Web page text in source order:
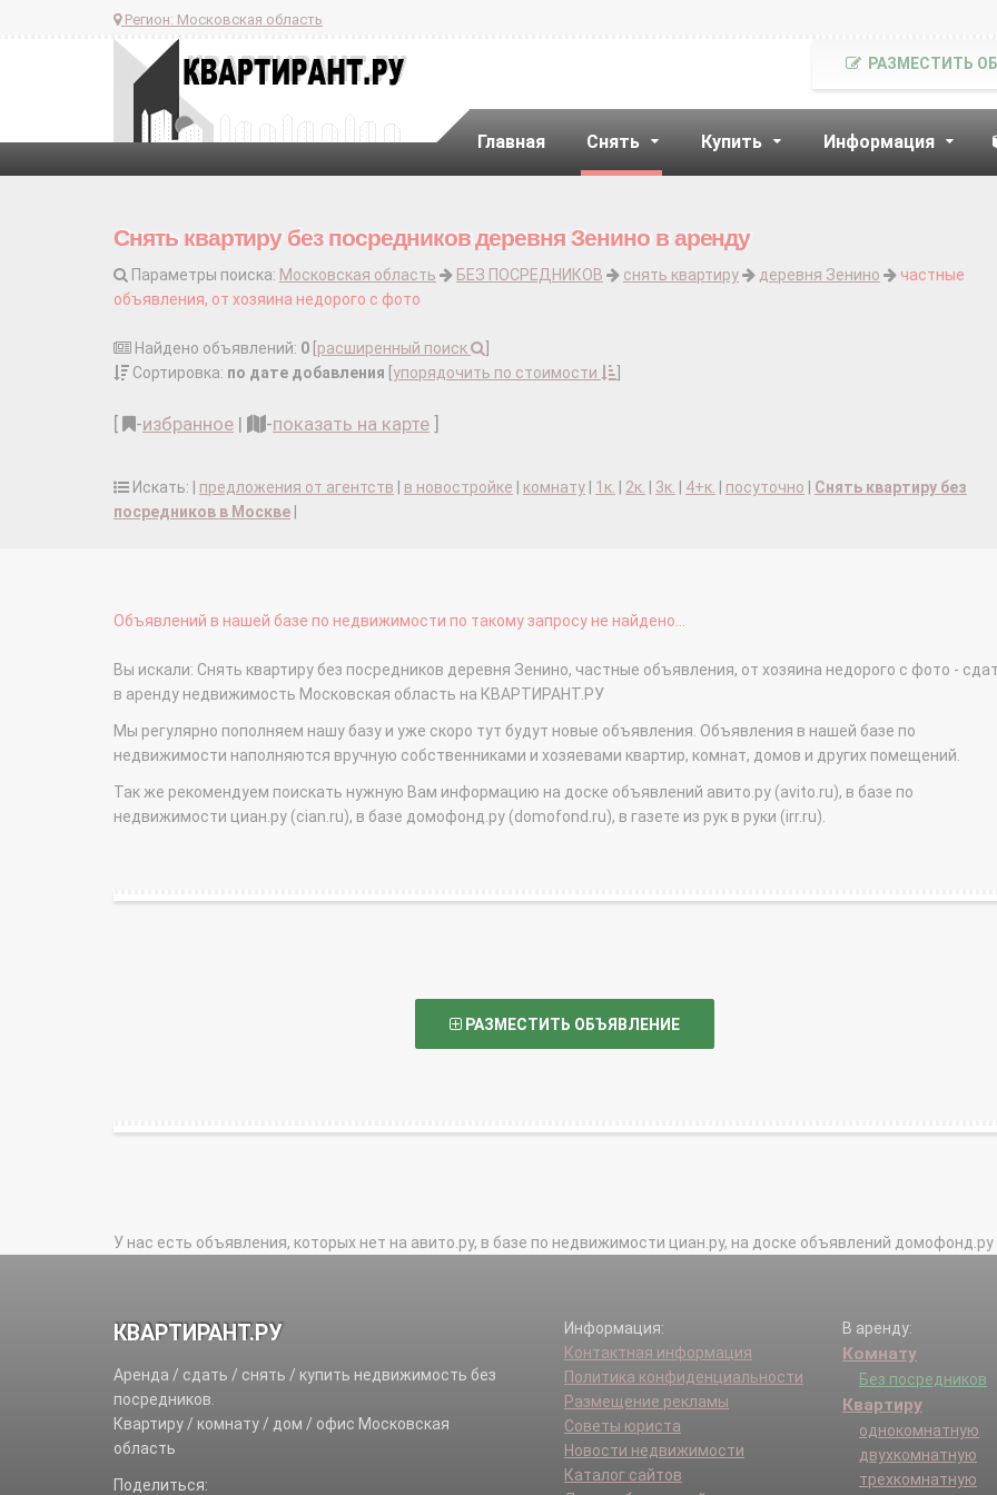
Регион: Московская область
Главная Снять Купить Информация
РАЗМЕСТИТЬ
Снять квартиру без посредников деревня Зенино в аренду
Параметры поиска: Московская область БЕЗ ПОСРЕДНИКОВ снять квартиру деревня Зенино
частные
объявления, от хозяина недорого с фото
Найдено объявлений: 0 расширенный поиск
Сортировка: по дате добавления упорядочить по стоимости
-избранное | -показать на карте
Искать: | предложения от агентств в новостройке комнату 1к. 2к. 3к. 4+к. посуточно
Снять квартиру без
посредников в Москве
Объявлений в нашей базе по недвижимости по такому запросу не найдено...
Вы искали: Снять квартиру без посредников деревня Зенино, частные объявления, от хозяина недорого с фото -
в аренду недвижимость Московская область на КВАРТИРАНТ.РУ
Мы регулярно пополняем нашу базу и уже скоро тут будут новые объявления. Объявления в нашей базе по
недвижимости наполняются вручную собственниками и хозяевами квартир, комнат, домов и других помещений.
Так же рекомендуем поискать нужную Вам информацию на доске объявлений авито.ру (avito.ru), в базе по
недвижимости циан.ру (cian.ru), в базе домофонд.ру (domofond.ru), в газете из рук в руки (irr.ru).
РАЗМЕСТИТЬ ОБЪЯВЛЕНИЕ
У нас есть объявления, которых нет на авито.ру, в базе по недвижимости циан.ру, на доске объявлений домофонд.ру
КВАРТИРАНТ.РУ
Аренда / сдать / снять / купить недвижимость без
посредников.
Квартиру / комнату / дом / офис Московская
область
Поделиться:
Информация:
Контактная информация
Политика конфиденциальности
Размещение рекламы
Советы юриста
Новости недвижимости
Каталог сайтов
В аренду:
Комнату
Без посредников
Квартиру
однокомнатную
двухкомнатную
трехкомнатную